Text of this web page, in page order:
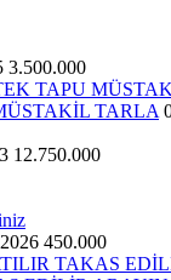
3.500.000
TARLA
12.750.000
450.000